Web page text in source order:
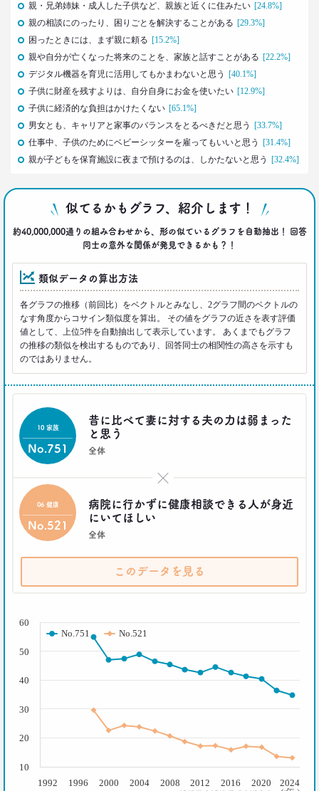
2021.02.09
足りないのはお金より時間
40代おじさんの幸せは“時産”にあり
--日経クロストレンド 連載②--
前沢 裕文
2021.02.09
「43歳からおじさん」が調査で判明！
「7つの特徴」を大分析
--日経クロストレンド 連載①--
2019.10.29
人気コスプレイヤー･伊織もえさんに聞く 仮装とは
大分違う｢本気コスプレイヤー｣の世界
生活総研 上席研究員/コピーライター
前沢 裕文
2019.08.28
日本人男性の｢寿司･ラーメン離れ｣
意外な実態
生活総研 上席研究員/コピーライター
20代4人が語る｢平成の恋愛｣への強烈な違和感
生活総研 上席研究員
三矢正浩
｢無趣味になっていく日本人｣の実態と背景事情
生活総研 上席研究員
三矢正浩
2019.01.16
それでも｢現金派｣という男女3人が語る理由
2018.11.20
一人立ち食いそばが平気な女性が増えたワケ
三矢正浩
｢WEBコンテンツは私の先生｣な時代
親・兄弟姉妹・成人した子供など、親族と近くに住みたい [24.8%]
親の相談にのったり、困りごとを解決することがある [29.3%]
困ったときには、まず親に頼る [15.2%]
親や自分が亡くなった将来のことを、家族と話すことがある [22.2%]
デジタル機器を育児に活用してもかまわないと思う
[40.1%]
子供に財産を残すよりは、自分自身にお金を使いたい [12.9%]
子供に経済的な負担はかけたくない [65.1%]
男女とも、キャリアと家事のバランスをとるべきだと思う
[33.7%]
仕事中、子供のためにベビーシッターを雇ってもいいと思う
[31.4%]
親が子どもを保育施設に夜まで預けるのは、しかたないと思う
[32.4%]
似てるかもグラフ、紹介します！
約40,000,000通りの組み合わせから、形の似ているグラフを自動抽出！ 回答
同士の意外な関係が発見できるかも？！
類似データの算出方法
各グラフの推移（前回比）をベクトルとみなし、2グラフ間のベクトルの
なす角度からコサイン類似度を算出。 その値をグラフの近さを表す評価
値として、上位5件を自動抽出して表示しています。 あくまでもグラフ
の推移の類似を検出するものであり、回答同士の相関性の高さを示すも
のではありません。
昔に比べて妻に対する夫の力は弱まった
と思う
全体
10 家族
No.751
病院に行かずに健康相談できる人が身近
にいてほしい
全体
06 健康
No.521
このデータを見る
No.751 No.521
1992 1996 2000 2004 2008 2012 2016 2020 2024
30
40
50
60
10
20